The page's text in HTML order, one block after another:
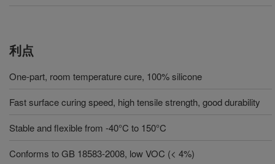
利点
One-part, room temperature cure, 100% silicone
Fast surface curing speed, high tensile strength, good durability
Stable and flexible from -40°C to 150°C
Conforms to GB 18583-2008, low VOC (< 4%)